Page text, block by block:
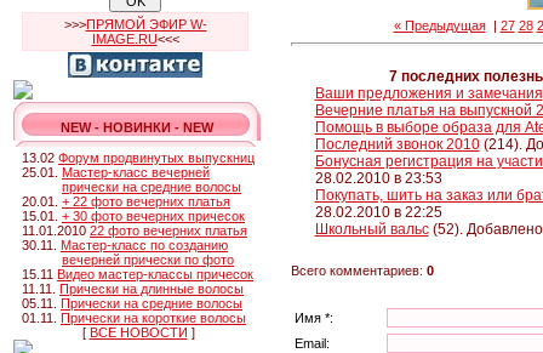
>>>ПРЯМОЙ ЭФИР W-
IMAGE.RU<<<
NEW - НОВИНКИ - NEW
13.02 Форум продвинутых выпускниц
25.01. Мастер-класс вечерней
прически на средние волосы
20.01. + 22 фото вечерних платья
15.01. + 30 фото вечерних причесок
11.01.2010 22 фото вечерних платья
30.11. Мастер-класс по созданию
вечерней прически по фото
15.11 Видео мастер-классы причесок
11.11. Прически на длинные волосы
05.11. Прически на средние волосы
01.11. Прически на короткие волосы
[ ВСЕ НОВОСТИ ]
« Предыдущая| 27 28
7 последних
Ваши предложения и замечания
Вечерние платья на выпускной
Помощь в выборе образа для
Последний звонок 2010(214).
Бонусная регистрация на
28.02.2010 в 23:53
Покупать, шить на заказ или
28.02.2010 в 22:25
Школьный вальс(52).
Всего комментариев: 0
Имя *:
Email: